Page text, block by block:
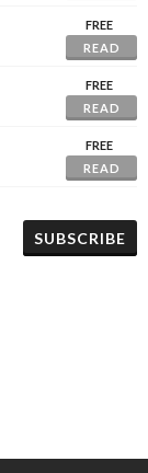
FREE
READ
FREE
READ
FREE
READ
SUBSCRIBE